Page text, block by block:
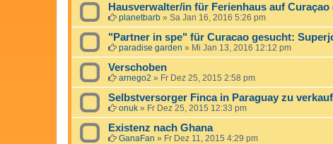
Hausverwalter/in für Ferienhaus auf
planetbarb » Sa Jan 16, 2016 5:26 pm
"Partner in spe" für Curacao gesucht:
paradise garden » Mi Jan 13, 2016 12:12 pm
Verschoben
arnego2 » Fr Dez 25, 2015 2:58 pm
Selbstversorger Finca in Paraguay zu
onuk » Fr Dez 25, 2015 12:33 pm
Existenz nach Ghana
GanaFan » Fr Dez 11, 2015 4:29 pm